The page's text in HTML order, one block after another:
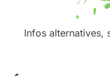
Infos alternatives,